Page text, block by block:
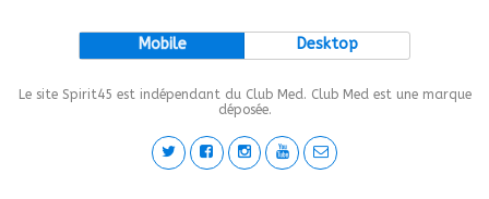
Mobile Desktop
Le site Spirit45 est indépendant du Club Med. Club Med est une marque
déposée.